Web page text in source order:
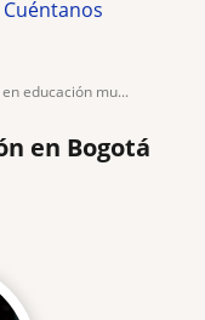
Cuéntanos
educación mu...
en Bogotá